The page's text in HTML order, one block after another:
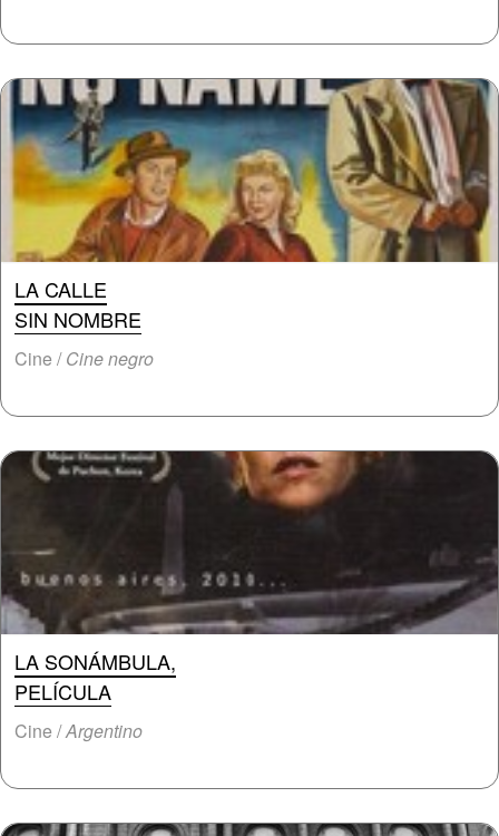
LA CALLE
SIN NOMBRE
Cine /Cine negro
LA SONÁMBULA,
PELÍCULA
Cine /Argentino